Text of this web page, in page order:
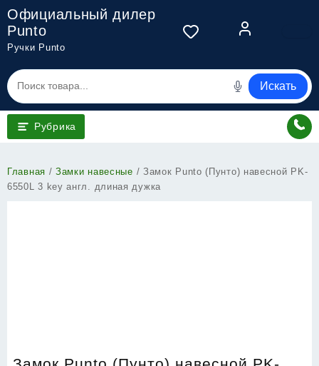
Перейти
содержимому
Официальный дилер
Punto
Ручки Punto
Искать
Рубрика
Главная /Замки навесные / Замок Punto (Пунто) навесной PK-
6550L 3 key англ. длиная дужка